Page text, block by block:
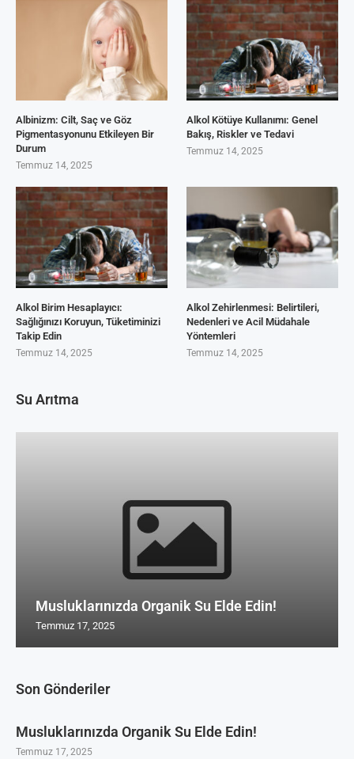
Son Gönderiler
Musluklarınızda Organik Su Elde Edin!
Temmuz 17, 2025
Albinizm: Cilt, Saç ve Göz
Pigmentasyonunu Etkileyen Bir
Durum
Temmuz 14, 2025
Alkol Kötüye Kullanımı: Genel
Bakış, Riskler ve Tedavi
Temmuz 14, 2025
Alkol Birim Hesaplayıcı:
Sağlığınızı Koruyun, Tüketiminizi
Takip Edin
Temmuz 14, 2025
Alkol Zehirlenmesi: Belirtileri,
Nedenleri ve Acil Müdahale
Yöntemleri
Temmuz 14, 2025
Su Arıtma
Musluklarınızda Organik Su Elde Edin!
Temmuz 17, 2025